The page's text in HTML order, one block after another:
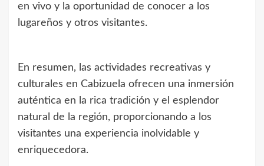
en vivo y la oportunidad de conocer a los
lugareños y otros visitantes.
En resumen, las actividades recreativas y
culturales en Cabizuela ofrecen una inmersión
auténtica en la rica tradición y el esplendor
natural de la región, proporcionando a los
visitantes una experiencia inolvidable y
enriquecedora.